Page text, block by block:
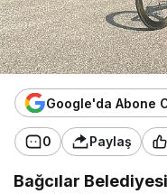
Google'da Abone
0 Paylaş
Bağcılar